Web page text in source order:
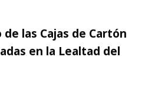
de las Cajas de Cartón
en la Lealtad del